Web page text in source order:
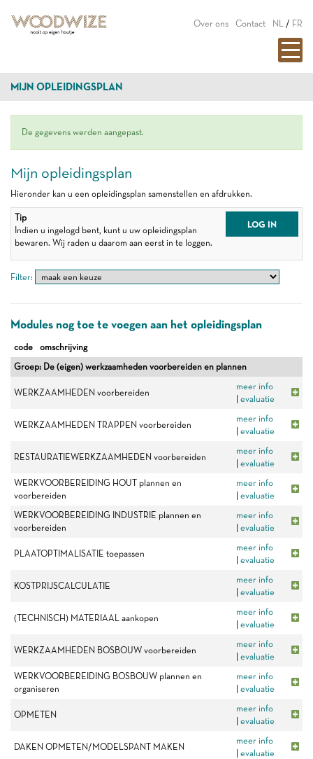
Over ons Contact NL / FR
MIJN OPLEIDINGSPLAN
De gegevens werden aangepast.
Mijn opleidingsplan
Hieronder kan u een opleidingsplan samenstellen en afdrukken.
LOG IN
Tip
Indien u ingelogd bent, kunt u uw opleidingsplan
bewaren. Wij raden u daarom aan eerst in te loggen.
Filter:
Modules nog toe te voegen aan het opleidingsplan
code
omschrijving
Groep: De (eigen) werkzaamheden voorbereiden en plannen
WERKZAAMHEDEN voorbereiden
meer info
evaluatie
WERKZAAMHEDEN TRAPPEN voorbereiden
meer info
evaluatie
RESTAURATIEWERKZAAMHEDEN voorbereiden
meer info
evaluatie
WERKVOORBEREIDING HOUT plannen en
voorbereiden
meer info
evaluatie
WERKVOORBEREIDING INDUSTRIE plannen en
voorbereiden
meer info
evaluatie
PLAATOPTIMALISATIE toepassen
meer info
evaluatie
KOSTPRIJSCALCULATIE
meer info
evaluatie
(TECHNISCH) MATERIAAL aankopen
meer info
evaluatie
WERKZAAMHEDEN BOSBOUW voorbereiden
meer info
evaluatie
WERKVOORBEREIDING BOSBOUW plannen en
organiseren
meer info
evaluatie
OPMETEN
meer info
evaluatie
DAKEN OPMETEN/MODELSPANT MAKEN
meer info
evaluatie